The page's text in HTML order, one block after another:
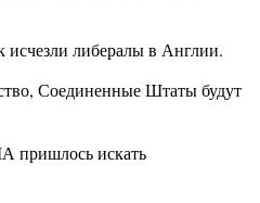
исчезли либералы в Англии.
Соединенные Штаты будут
пришлось искать